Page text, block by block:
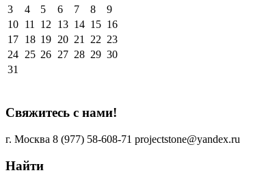
3
4 5 6 7 8
9
10 11 12 13 14 15 16
17 18 19 20 21 22 23
24 25 26 27 28 29 30
31
Свяжитесь с нами!
г. Москва 8 (977) 58-608-71 projectstone@yandex.ru
Найти